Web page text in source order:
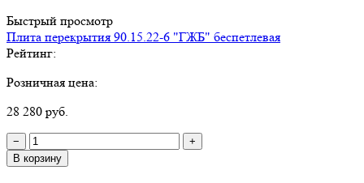
Быстрый просмотр
Плита перекрытия 90.15.22-6 "ГЖБ" беспетлевая
Рейтинг:
Розничная цена:
28 280 руб.
−
+
В корзину